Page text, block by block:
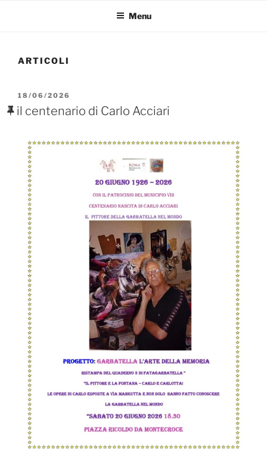
Menu
ARTICOLI
PUBBLICATO
IL
18/06/2026
il centenario di Carlo Acciari